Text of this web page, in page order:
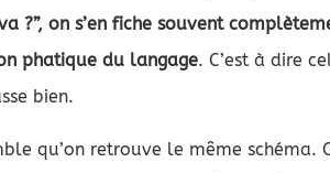
?”, on s’en fiche souvent
phatique du langage. C’est à dire
bien.
qu’on retrouve le même schéma.